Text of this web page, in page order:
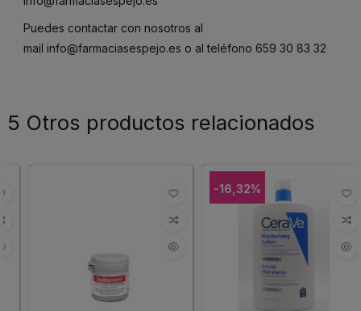
Puedes contactar con nosotros al
mail info@farmaciasespejo.es o al teléfono 659 30 83 32
5 Otros productos relacionados
-16,32%